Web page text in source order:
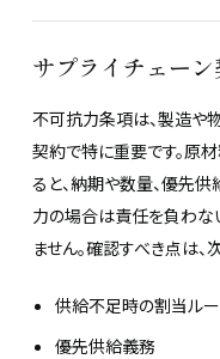
サプライチェー
不可抗力条項は、製造や
契約で特に重要です。原
ると、納期や数量、優先
力の場合は責任を負わな
ません。確認すべき点は、
供給不足時の割当ル
優先供給義務